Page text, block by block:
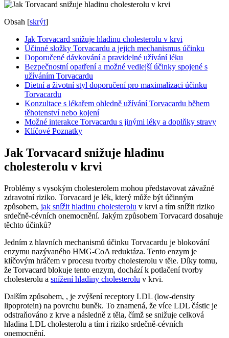
Obsah [skrýt]
Jak Torvacard snižuje hladinu cholesterolu v krvi
Účinné složky Torvacardu a jejich mechanismus účinku
Doporučené dávkování a pravidelné užívání léku
Bezpečnostní opatření a možné vedlejší účinky spojené s
užíváním Torvacardu
Dietní a životní styl doporučení pro maximalizaci účinku
Torvacardu
Konzultace s lékařem ohledně užívání Torvacardu během
těhotenství nebo kojení
Možné interakce Torvacardu s jinými léky a doplňky stravy
Klíčové Poznatky
Jak Torvacard snižuje hladinu
cholesterolu v krvi
Problémy s vysokým cholesterolem mohou představovat závažné
zdravotní riziko. Torvacard je lék, který může být účinným
způsobem, jak snížit hladinu cholesterolu v krvi a tím snížit riziko
srdečně-cévních onemocnění. Jakým způsobem Torvacard dosahuje
těchto účinků?
Jedním z hlavních mechanismů účinku Torvacardu je blokování
enzymu nazývaného HMG-CoA reduktáza. Tento enzym je
klíčovým hráčem v procesu tvorby cholesterolu v těle. Díky tomu,
že Torvacard blokuje tento enzym, dochází k potlačení tvorby
cholesterolu a snížení hladiny cholesterolu v krvi.
Dalším způsobem, , je zvýšení receptory LDL (low-density
lipoprotein) na povrchu buněk. To znamená, že více LDL částic je
odstraňováno z krve a následně z těla, čímž se snižuje celková
hladina LDL cholesterolu a tím i riziko srdečně-cévních
onemocnění.